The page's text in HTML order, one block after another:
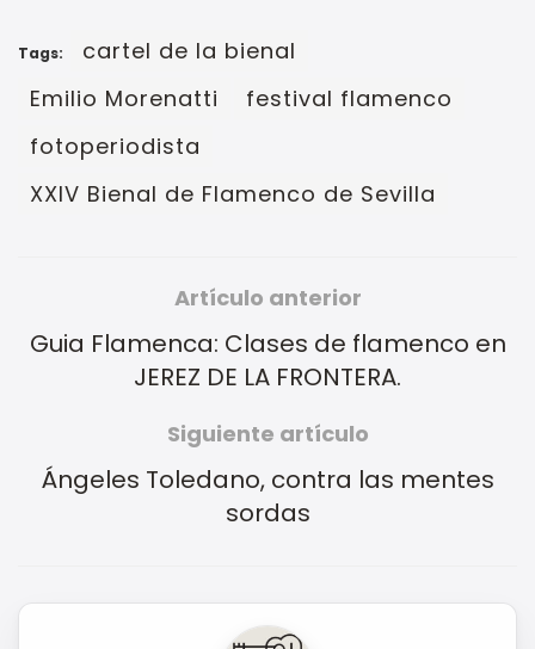
Tags:
cartel de la bienal
Emilio Morenatti
festival flamenco
fotoperiodista
XXIV Bienal de Flamenco de Sevilla
Artículo anterior
Guia Flamenca: Clases de flamenco en
JEREZ DE LA FRONTERA.
Siguiente artículo
Ángeles Toledano, contra las mentes
sordas